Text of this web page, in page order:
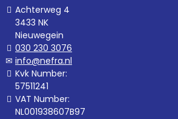
Achterweg 4
3433 NK
Nieuwegein
030 230 3076
info@nefra.nl
Kvk Number:
57511241
VAT Number:
NL001938607B97